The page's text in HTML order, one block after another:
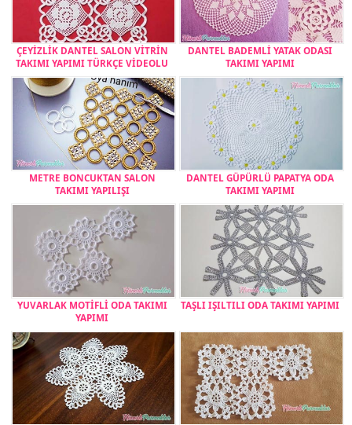
ÇEYİZLİK DANTEL SALON VİTRİN
TAKIMI YAPIMI TÜRKÇE VİDEOLU
DANTEL BADEMLİ YATAK ODASI
TAKIMI YAPIMI
METRE BONCUKTAN SALON
TAKIMI YAPILIŞI
DANTEL GÜPÜRLÜ PAPATYA ODA
TAKIMI YAPIMI
YUVARLAK MOTİFLİ ODA TAKIMI
YAPIMI
TAŞLI IŞILTILI ODA TAKIMI YAPIMI